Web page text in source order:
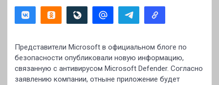
Представители Microsoft в официальном блоге по
безопасности опубликовали новую информацию,
связанную с антивирусом Microsoft Defender. Согласно
заявлению компании, отныне приложение будет